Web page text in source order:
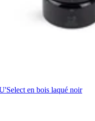
en bois laqué noir